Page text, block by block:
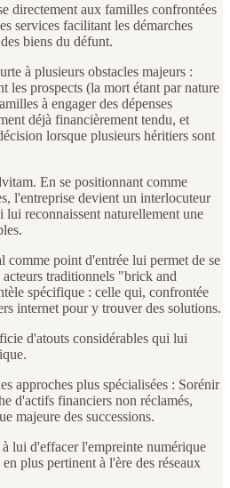
directement aux familles confrontées
services facilitant les démarches
biens du défunt.
à plusieurs obstacles majeurs :
les prospects (la mort étant par nature
à engager des dépenses
déjà financièrement tendu, et
lorsque plusieurs héritiers sont
En se positionnant comme
l'entreprise devient un interlocuteur
reconnaissent naturellement une
point d'entrée lui permet de se
traditionnels "brick and
spécifique : celle qui, confrontée
internet pour y trouver des solutions.
d'atouts considérables qui lui
approches plus spécialisées : Sorénir
d'actifs financiers non réclamés,
majeure des successions.
lui d'effacer l'empreinte numérique
plus pertinent à l'ère des réseaux